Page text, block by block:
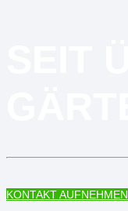
KONTAKT AUFNEHMEN